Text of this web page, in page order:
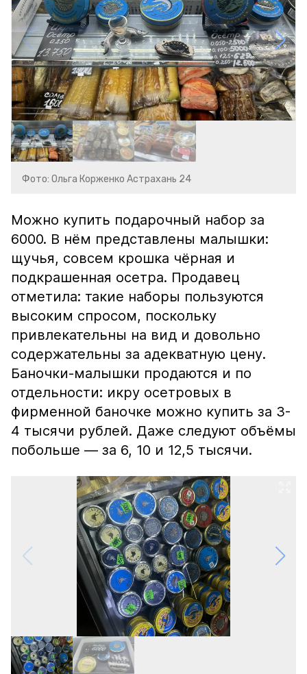
Фото: Ольга Корженко Астрахань 24
Можно купить подарочный набор за
6000. В нём представлены малышки:
щучья, совсем крошка чёрная и
подкрашенная осетра. Продавец
отметила: такие наборы пользуются
высоким спросом, поскольку
привлекательны на вид и довольно
содержательны за адекватную цену.
Баночки-малышки продаются и по
отдельности: икру осетровых в
фирменной баночке можно купить за 3-
4 тысячи рублей. Даже следуют объёмы
побольше — за 6, 10 и 12,5 тысячи.